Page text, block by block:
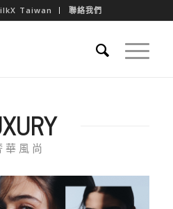
Taiwan 聯絡我們
華 風 尚